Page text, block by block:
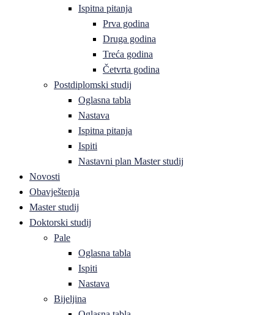
Ispitna pitanja
Prva godina
Druga godina
Treća godina
Četvrta godina
Postdiplomski studij
Oglasna tabla
Nastava
Ispitna pitanja
Ispiti
Nastavni plan Master studij
Novosti
Obavještenja
Master studij
Doktorski studij
Pale
Oglasna tabla
Ispiti
Nastava
Bijeljina